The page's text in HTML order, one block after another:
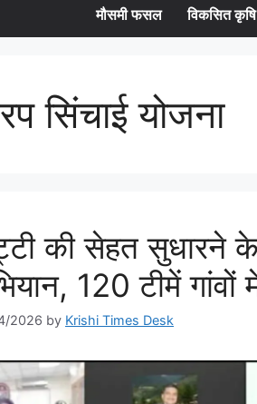
मौसमी फसल
विकसित
सिंचाई योजना
की सेहत सुधारने
120 टीमें गांवों
2026 by Krishi Times Desk